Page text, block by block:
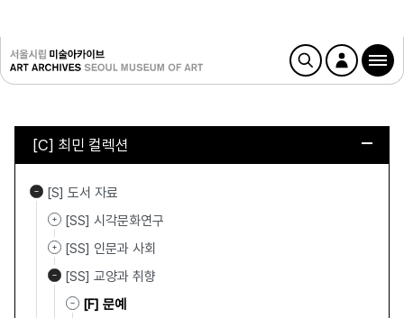
[C] 최민 컬렉션
[S] 도서 자료
[SS] 시각문화연구
[SS] 인문과 사회
[SS] 교양과 취향
[F] 문예